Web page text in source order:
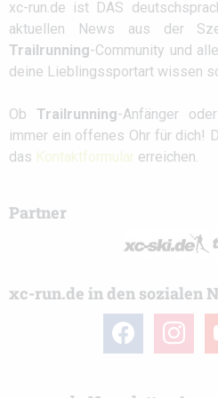
xc-run.de ist DAS
aktuellen News aus der
Trailrunning-Community und
deine Lieblingssportart wissen
Ob Trailrunning-Anfänger
immer ein offenes Ohr für dich!
das Kontaktformular erreichen.
Partner
xc-run.de in den sozialen
facebook instagram